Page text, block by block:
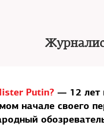
Putin? — 12 лет
начале своего